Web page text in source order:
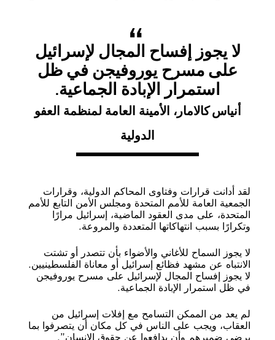
لا يجوز إفساح المجال لإسرائيل
على مسرح يوروفيجن في ظل
استمرار الإبادة الجماعية.
أنياس كالامار، الأمينة العامة لمنظمة العفو
الدولية
لقد أدانت قرارات وفتاوى المحاكم الدولية، وقرارات
الجمعية العامة للأمم المتحدة ومجلس الأمن التابع للأمم
المتحدة، على مدى العقود الماضية، إسرائيل مرارًا
وتكرارًا بسبب انتهاكاتها المتعددة والمروعة.
لا يجوز السماح للأغاني والأضواء بأن تتصدر أو تشتت
الانتباه عن مشهد فظائع إسرائيل أو معاناة الفلسطينيين.
لا يجوز إفساح المجال لإسرائيل على مسرح يوروفيجن
في ظل استمرار الإبادة الجماعية.
لم يعد من الممكن التسامح مع إفلات إسرائيل من
العقاب، ويجب على الناس في كل مكان أن يتصرفوا بما
يرضي ضميرهم وأن يدافعوا عن حقوق الإنسان”.